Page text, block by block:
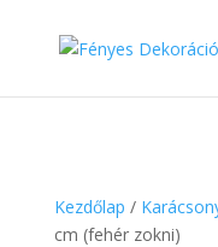
Kezdőlap /
cm (fehér zokni)